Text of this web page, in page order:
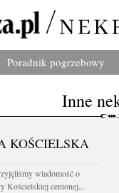
Poradnik pogrzebowy
Inne
KOŚCIELSKA
wiadomość o
Kościelskiej cenionej...